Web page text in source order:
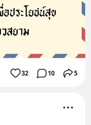
32 10 5